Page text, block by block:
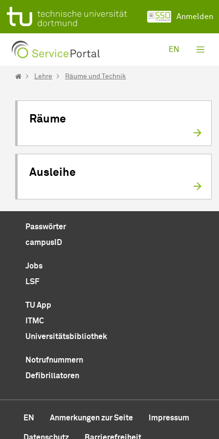
Zum Hauptinhalt springen
Anmelden
EN
Lehre Räume und Technik
Räume
Ausleihe
Passwörter
campusID
Jobs
LSF
TU App
ITMC
Universitätsbibliothek
Notrufnummern
Defibrillatoren
EN Anmerkungen zur Seite Impressum